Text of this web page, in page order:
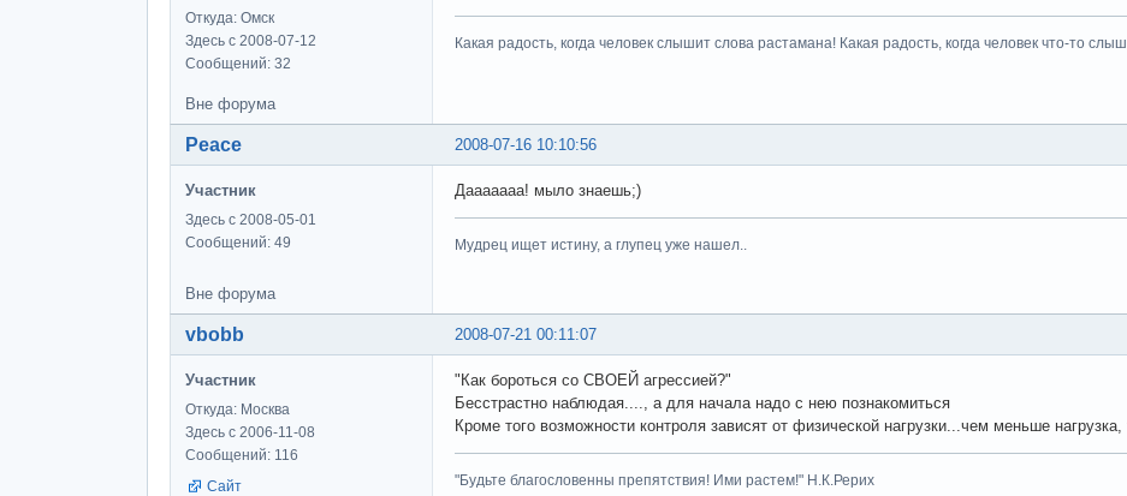
Откуда: Омск
Здесь с 2008-07-12
Сообщений: 32
Какая радость, когда человек слышит слова растамана! Какая радость, когда человек
Вне форума
2008-07-16 10:10:56
Peace
Участник
Здесь с 2008-05-01
Сообщений: 49
Дааааааа! мыло знаешь;)
Мудрец ищет истину, а глупец уже нашел..
Вне форума
2008-07-21 00:11:07
vbobb
Участник
Откуда: Москва
Здесь с 2006-11-08
Сообщений: 116
Сайт
"Как бороться со СВОЕЙ агрессией?"
Бесстрастно наблюдая...., а для начала надо с нею познакомиться
Кроме того возможности контроля зависят от физической нагрузки...чем меньше
"Будьте благословенны препятствия! Ими растем!" Н.К.Рерих